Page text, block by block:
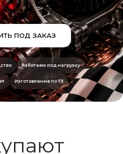
ПОД ЗАКАЗ
Работаем под нагрузку
Изготовление по ТЗ